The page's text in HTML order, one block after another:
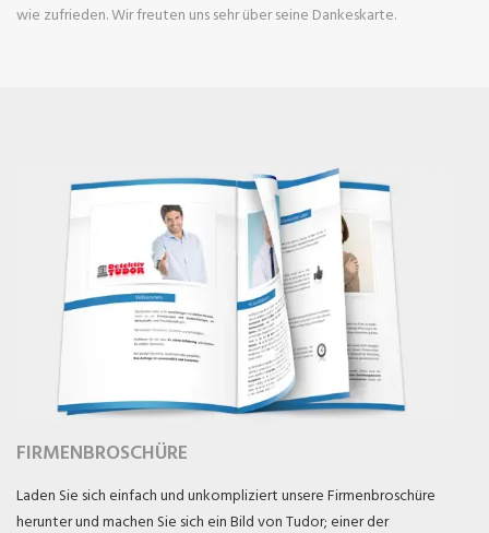
wie zufrieden. Wir freuten uns sehr über seine Dankeskarte.
FIRMENBROSCHÜRE
Laden Sie sich einfach und unkompliziert unsere Firmenbroschüre
herunter und machen Sie sich ein Bild von Tudor; einer der